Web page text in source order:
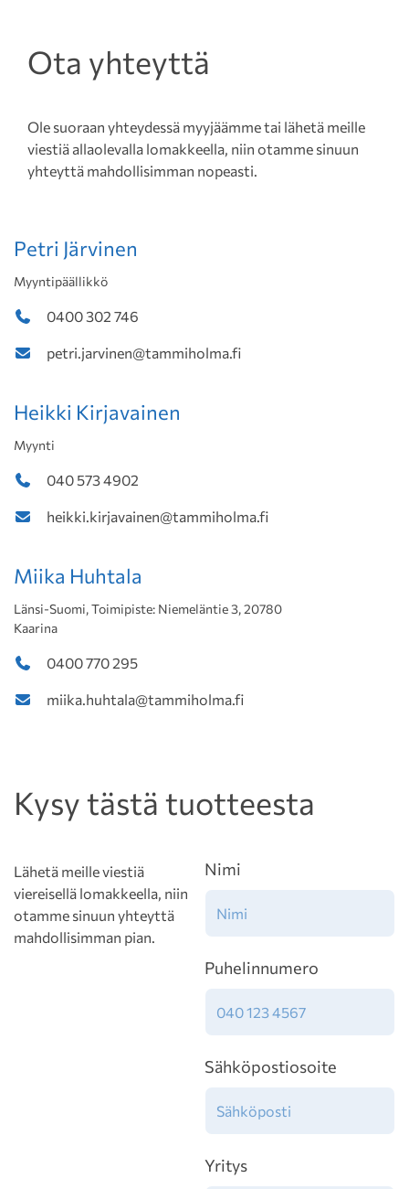
Ota yhteyttä
Ole suoraan yhteydessä myyjäämme tai lähetä meille
viestiä allaolevalla lomakkeella, niin otamme sinuun
yhteyttä mahdollisimman nopeasti.
Petri Järvinen
Myyntipäällikkö
0400 302 746
petri.jarvinen@tammiholma.fi
Heikki Kirjavainen
Myynti
040 573 4902
heikki.kirjavainen@tammiholma.fi
Miika Huhtala
Länsi-Suomi, Toimipiste: Niemeläntie 3, 20780
Kaarina
0400 770 295
miika.huhtala@tammiholma.fi
Kysy tästä tuotteesta
Lähetä meille viestiä
viereisellä lomakkeella, niin
otamme sinuun yhteyttä
mahdollisimman pian.
Nimi
Puhelinnumero
Sähköpostiosoite
Yritys